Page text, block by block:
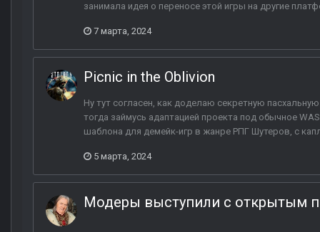
занимала идея о переносе этой игры на другие
7 марта, 2024
Picnic in the Oblivion
Ну тут согласен, как доделаю секретную
тогда займусь адаптацией проекта под обычное
шаблона для демейк-игр в жанре РПГ Шутеров, с
5 марта, 2024
Модеры выступили с открытым